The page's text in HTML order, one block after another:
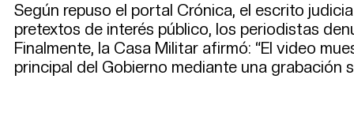
Según repuso el portal Crónica, el escrito
pretextos de interés público, los periodistas
Finalmente, la Casa Militar afirmó: “El video
principal del Gobierno mediante una grabación